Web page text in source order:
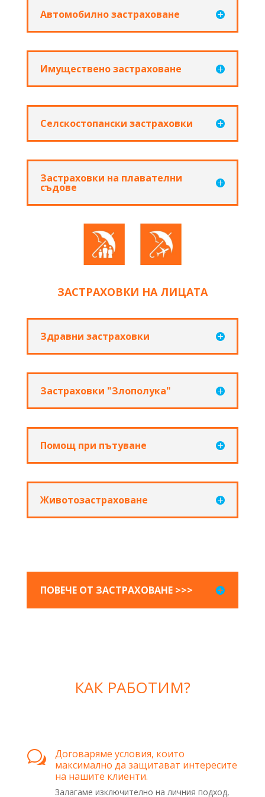
Автомобилно застраховане
Имуществено застраховане
Селскостопански застраховки
Застраховки на плавателни
съдове
ЗАСТРАХОВКИ НА ЛИЦАТА
Здравни застраховки
Застраховки "Злополука"
Помощ при пътуване
Животозастраховане
ПОВЕЧЕ ОТ ЗАСТРАХОВАНЕ >>>
КАК РАБОТИМ?
w
Договаряме условия, които
максимално да защитават интересите
на нашите клиенти.
Залагаме изключително на личния подход,